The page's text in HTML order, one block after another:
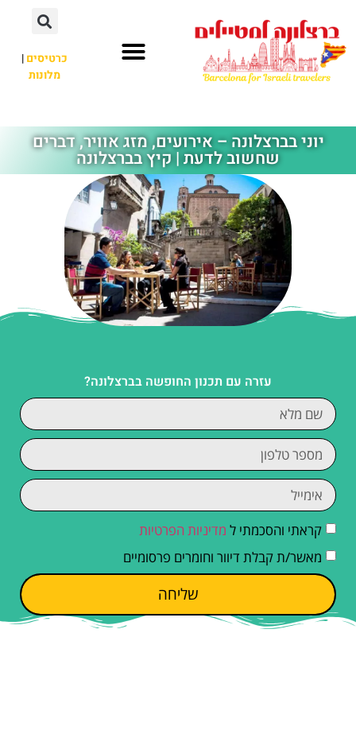
כרטיסים|
מלונות
יוני בברצלונה – אירועים, מזג אוויר, דברים
שחשוב לדעת | קיץ בברצלונה
עזרה עם תכנון החופשה בברצלונה?
קראתי והסכמתי ל מדיניות הפרטיות
מאשר/ת קבלת דיוור וחומרים פרסומיים
שליחה